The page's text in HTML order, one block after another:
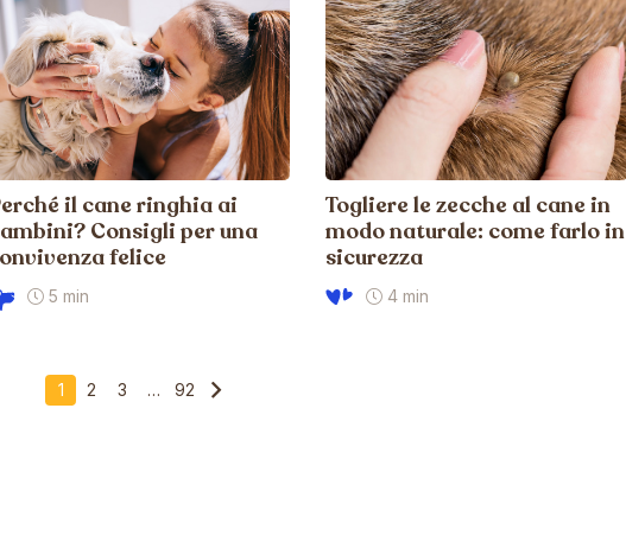
il cane ringhia ai
Consigli per una
felice
5 min
Togliere le zecche al cane in
modo naturale: come farlo in
sicurezza
4 min
1 2 3 … 92